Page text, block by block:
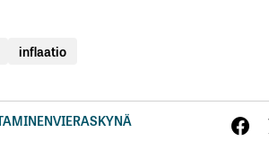
inflaatio
VIERASKYNÄ